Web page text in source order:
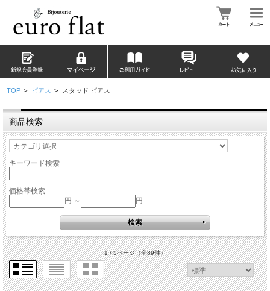
TOP > ピアス > スタッド ピアス
商品検索
キーワード検索
価格帯検索
円 ～
円
1 / 5ページ（全89件）